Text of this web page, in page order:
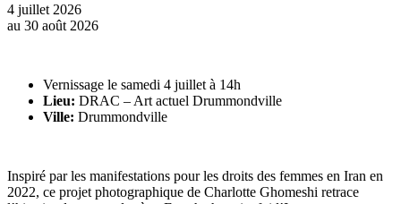
4 juillet 2026
au 30 août 2026
Vernissage le samedi 4 juillet à 14h
Lieu: DRAC – Art actuel Drummondville
Ville: Drummondville
Inspiré par les manifestations pour les droits des femmes en Iran en
2022, ce projet photographique de Charlotte Ghomeshi retrace